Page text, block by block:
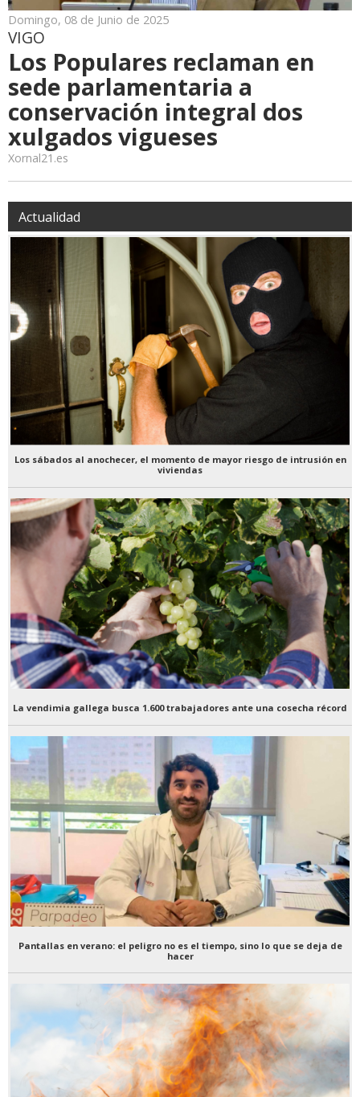
Domingo, 08 de Junio de 2025
VIGO
Los Populares reclaman en
sede parlamentaria a
conservación integral dos
xulgados vigueses
Xornal21.es
Actualidad
Los sábados al anochecer, el momento de mayor riesgo de intrusión en
viviendas
La vendimia gallega busca 1.600 trabajadores ante una cosecha récord
Pantallas en verano: el peligro no es el tiempo, sino lo que se deja de
hacer